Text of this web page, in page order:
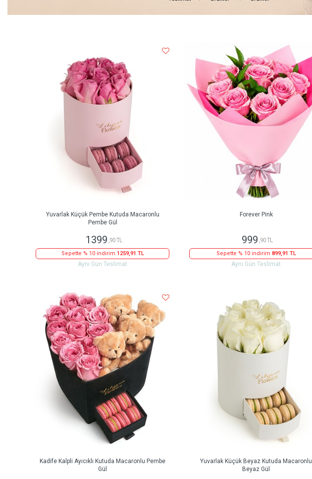
Yuvarlak Küçük Pembe Kutuda Macaronlu
Pembe Gül
1399 ,90 TL
Sepette % 10 indirim 1259,91 TL
Aynı Gün Teslimat
Forever Pink
999 ,90 TL
Sepette % 10 indirim 899,91 TL
Aynı Gün Teslimat
Kadife Kalpli Ayıcıklı Kutuda Macaronlu Pembe
Gül
Yuvarlak Küçük Beyaz Kutuda Macaronlu
Beyaz Gül